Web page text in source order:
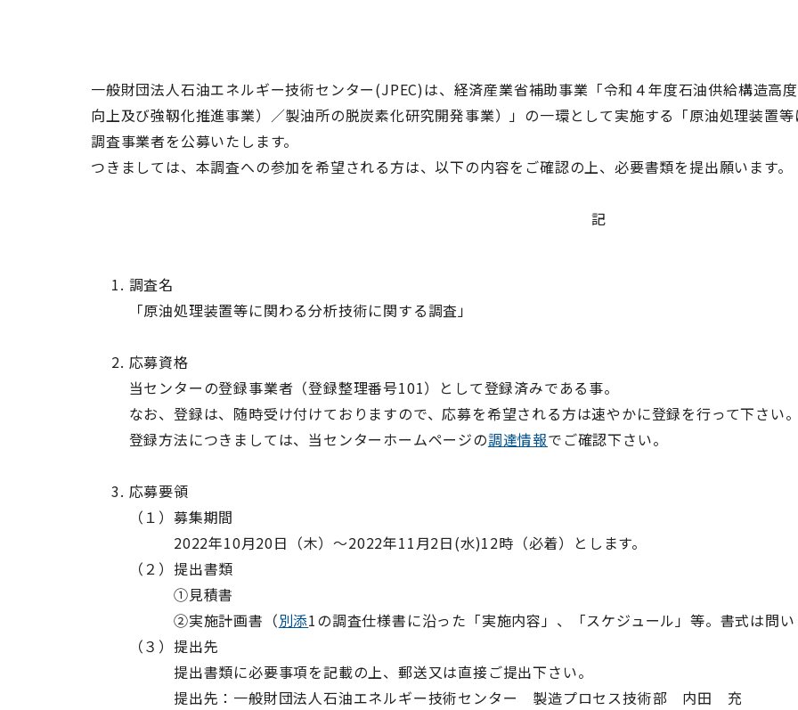
一般財団法人石油エネルギー技術センター(JPEC)は、経済産業省補助事業「令和４年度石油供給構造高
向上及び強靱化推進事業）／製油所の脱炭素化研究開発事業）」の一環として実施する「原油処理装置
調査事業者を公募いたします。
つきましては、本調査への参加を希望される方は、以下の内容をご確認の上、必要書類を提出願います。
記
調査名
「原油処理装置等に関わる分析技術に関する調査」
応募資格
当センターの登録事業者（登録整理番号101）として登録済みである事。
なお、登録は、随時受け付けておりますので、応募を希望される方は速やかに登録を行って下さい
登録方法につきましては、当センターホームページの調達情報でご確認下さい。
応募要領
（１）募集期間
2022年10月20日（木）～2022年11月2日(水)12時（必着）とします。
（２）提出書類
①見積書
②実施計画書（別添1の調査仕様書に沿った「実施内容」、「スケジュール」等。書式は問
（３）提出先
提出書類に必要事項を記載の上、郵送又は直接ご提出下さい。
提出先：一般財団法人石油エネルギー技術センター 製造プロセス技術部 内田 充